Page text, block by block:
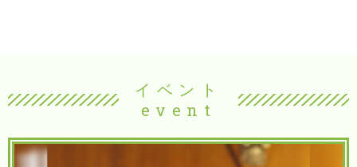
イベント
event